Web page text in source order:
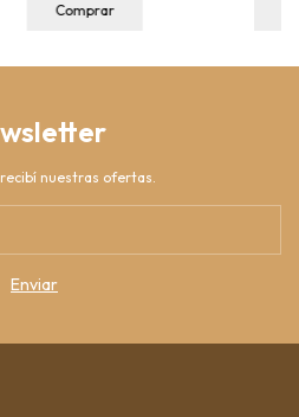
Comprar
nuestras ofertas.